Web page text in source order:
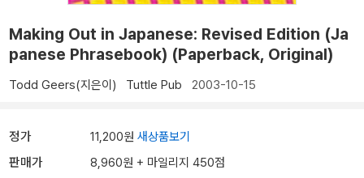
Making Out in Japanese: Revised Edition (Ja
panese Phrasebook) (Paperback, Original)
Todd Geers(지은이) Tuttle Pub 2003-10-15
정가 11,200원 새상품보기
판매가 8,960원 + 마일리지 450점